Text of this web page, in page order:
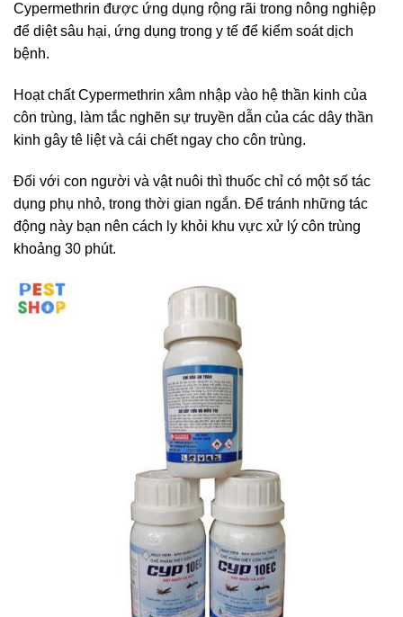
Cypermethrin được ứng dụng rộng rãi trong nông nghiệp
để diệt sâu hại, ứng dụng trong y tế để kiểm soát dịch
bệnh.
Hoạt chất Cypermethrin xâm nhập vào hệ thần kinh của
côn trùng, làm tắc nghẽn sự truyền dẫn của các dây thần
kinh gây tê liệt và cái chết ngay cho côn trùng.
Đối với con người và vật nuôi thì thuốc chỉ có một số tác
dụng phụ nhỏ, trong thời gian ngắn. Để tránh những tác
động này bạn nên cách ly khỏi khu vực xử lý côn trùng
khoảng 30 phút.